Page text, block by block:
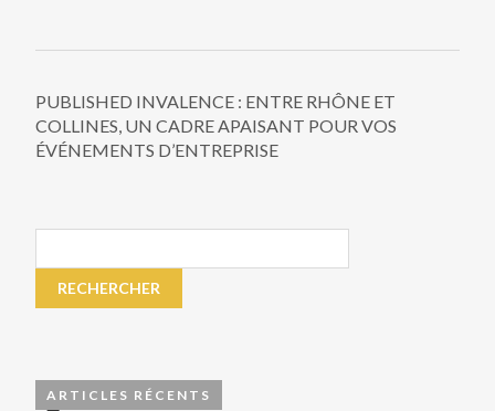
PUBLISHED INVALENCE : ENTRE RHÔNE ET
COLLINES, UN CADRE APAISANT POUR VOS
ÉVÉNEMENTS D’ENTREPRISE
ARTICLES RÉCENTS